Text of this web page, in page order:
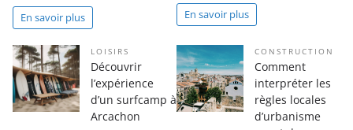
En savoir plus En savoir plus
LOISIRS
Découvrir
l’expérience
d’un surfcamp à
Arcachon
CONSTRUCTION
Comment
interpréter les
règles locales
d’urbanisme